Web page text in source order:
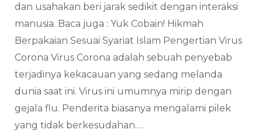
dan usahakan beri jarak sedikit dengan interaksi
manusia. Baca juga : Yuk Cobain! Hikmah
Berpakaian Sesuai Syariat Islam Pengertian Virus
Corona Virus Corona adalah sebuah penyebab
terjadinya kekacauan yang sedang melanda
dunia saat ini. Virus ini umumnya mirip dengan
gejala flu. Penderita biasanya mengalami pilek
yang tidak berkesudahan.…